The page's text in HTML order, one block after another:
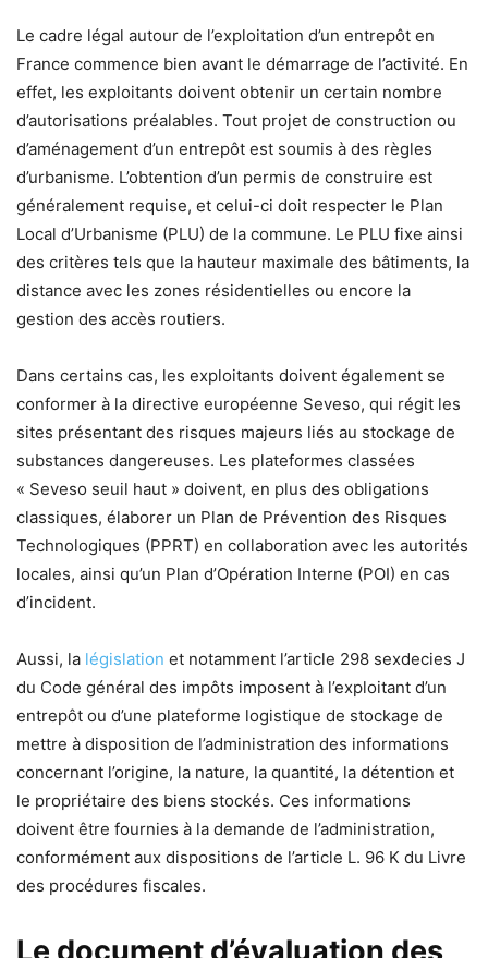
Le cadre légal autour de l’exploitation d’un entrepôt en
France commence bien avant le démarrage de l’activité. En
effet, les exploitants doivent obtenir un certain nombre
d’autorisations préalables. Tout projet de construction ou
d’aménagement d’un entrepôt est soumis à des règles
d’urbanisme. L’obtention d’un permis de construire est
généralement requise, et celui-ci doit respecter le Plan
Local d’Urbanisme (PLU) de la commune. Le PLU fixe ainsi
des critères tels que la hauteur maximale des bâtiments, la
distance avec les zones résidentielles ou encore la
gestion des accès routiers.
Dans certains cas, les exploitants doivent également se
conformer à la directive européenne Seveso, qui régit les
sites présentant des risques majeurs liés au stockage de
substances dangereuses. Les plateformes classées
« Seveso seuil haut » doivent, en plus des obligations
classiques, élaborer un Plan de Prévention des Risques
Technologiques (PPRT) en collaboration avec les autorités
locales, ainsi qu’un Plan d’Opération Interne (POI) en cas
d’incident.
Aussi, la législation et notamment l’article 298 sexdecies J
du Code général des impôts imposent à l’exploitant d’un
entrepôt ou d’une plateforme logistique de stockage de
mettre à disposition de l’administration des informations
concernant l’origine, la nature, la quantité, la détention et
le propriétaire des biens stockés. Ces informations
doivent être fournies à la demande de l’administration,
conformément aux dispositions de l’article L. 96 K du Livre
des procédures fiscales.
Le document d’évaluation des